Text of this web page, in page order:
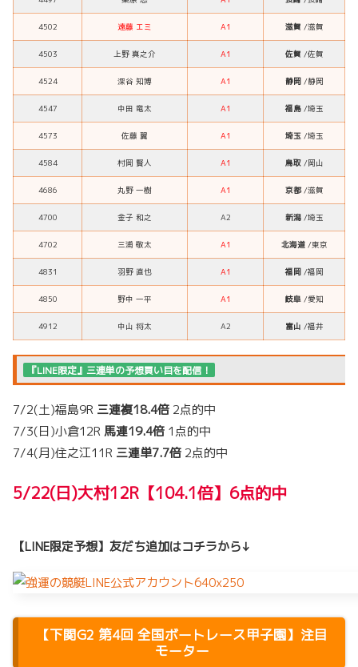
4502 遠藤 エミ A1 滋賀 /滋賀
4503 上野 真之介 A1 佐賀 /佐賀
4524 深谷 知博 A1 静岡 /静岡
4547 中田 竜太 A1 福島/埼玉
4573 佐藤 翼 A1 埼玉/埼玉
4584 村岡 賢人 A1 鳥取/岡山
4686 丸野 一樹 A1 京都/滋賀
4700 金子 和之 A2 新潟/埼玉
4702 三浦 敬太 A1 北海道/東京
4831 羽野 直也 A1 福岡 /福岡
4850 野中 一平 A1 岐阜/愛知
4912 中山 将太 A2 富山 /福井
『LINE限定』三連単の予想買い目を配信！
7/2(土)福島9R 三連複18.4倍 2点的中
7/3(日)小倉12R 馬連19.4倍 1点的中
7/4(月)住之江11R 三連単7.7倍 2点的中
5/22(日)大村12R【104.1倍】6点的中
【LINE限定予想】友だち追加はコチラから↓
【下関G2 第4回 全国ボートレース甲子園】注目
モーター